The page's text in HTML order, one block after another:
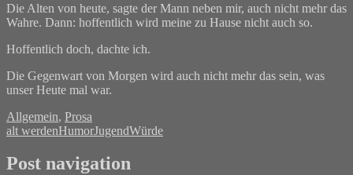
Die Alten von heute, sagte der Mann neben mir, auch nicht mehr das
Wahre. Dann: hoffentlich wird meine zu Hause nicht auch so.
Hoffentlich doch, dachte ich.
Die Gegenwart von Morgen wird auch nicht mehr das sein, was
unser Heute mal war.
Allgemein, Prosa
alt werdenHumorJugendWürde
Post navigation